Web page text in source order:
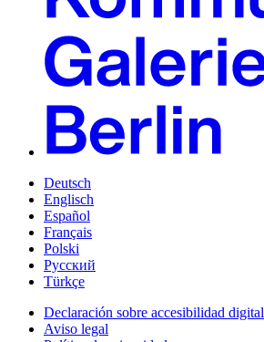
Deutsch
Englisch
Español
Français
Polski
Русский
Türkçe
Declaración sobre accesibilidad digital
Aviso legal